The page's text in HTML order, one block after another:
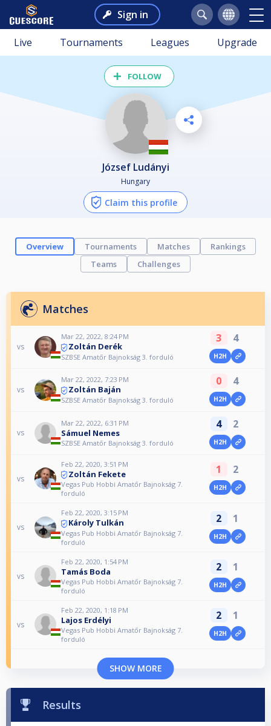
Sign in
Live Tournaments Leagues Upgrade
FOLLOW
József Ludányi
Hungary
Claim this profile
Overview Tournaments Matches
Rankings
Teams
Challenges
Matches
vs
Mar 22, 2022, 8:24 PM
Zoltán Derék
SZBSE Amatőr Bajnokság 3. forduló
3 4
H2H
vs
Mar 22, 2022, 7:23 PM
Zoltán Baján
SZBSE Amatőr Bajnokság 3. forduló
0 4
H2H
vs
Mar 22, 2022, 6:31 PM
Sámuel Nemes
SZBSE Amatőr Bajnokság 3. forduló
4 2
H2H
vs
Feb 22, 2020, 3:51 PM
Zoltán Fekete
Vegas Pub Hobbi Amatőr Bajnokság 7.
forduló
1 2
H2H
vs
Feb 22, 2020, 3:15 PM
Károly Tulkán
Vegas Pub Hobbi Amatőr Bajnokság 7.
forduló
2 1
H2H
vs
Feb 22, 2020, 1:54 PM
Tamás Boda
Vegas Pub Hobbi Amatőr Bajnokság 7.
forduló
2 1
H2H
vs
Feb 22, 2020, 1:18 PM
Lajos Erdélyi
Vegas Pub Hobbi Amatőr Bajnokság 7.
forduló
2 1
H2H
SHOW MORE
Results